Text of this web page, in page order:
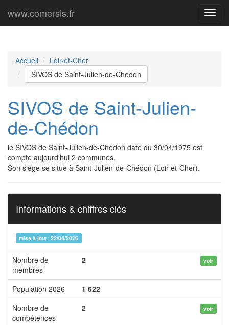
Menu
www.comersis.fr
Accueil
Loir-et-Cher
SIVOS de Saint-Julien-de-Chédon
SIVOS de Saint-Julien-
de-Chédon
le SIVOS de Saint-Julien-de-Chédon date du 30/04/1975 est
compte aujourd'hui 2 communes.
Son siège se situe à Saint-Julien-de-Chédon (Loir-et-Cher).
Informations & chiffres clés
mise à jour: 22/04/2026
Nombre de
membres
2 voir
Population 2026
1 622
Nombre de
compétences
2 voir